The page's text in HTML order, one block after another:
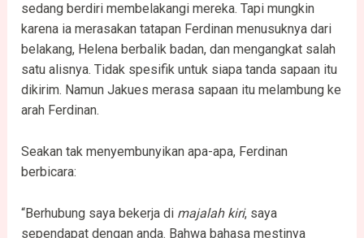
sedang berdiri membelakangi mereka. Tapi mungkin
karena ia merasakan tatapan Ferdinan menusuknya dari
belakang, Helena berbalik badan, dan mengangkat salah
satu alisnya. Tidak spesifik untuk siapa tanda sapaan itu
dikirim. Namun Jakues merasa sapaan itu melambung ke
arah Ferdinan.
Seakan tak menyembunyikan apa-apa, Ferdinan
berbicara:
“Berhubung saya bekerja di majalah kiri, saya
sependapat dengan anda. Bahwa bahasa mestinya